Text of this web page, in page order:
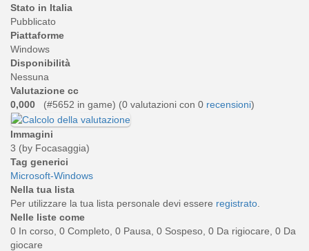
Stato in Italia
Pubblicato
Piattaforme
Windows
Disponibilità
Nessuna
Valutazione cc
0,000
(#5652 in game) (0 valutazioni con 0 recensioni)
Immagini
3 (by Focasaggia)
Tag generici
Microsoft-Windows
Nella tua lista
Per utilizzare la tua lista personale devi essere registrato
Nelle liste come
0 In corso, 0 Completo, 0 Pausa, 0 Sospeso, 0 Da rigiocare, 0 Da
giocare